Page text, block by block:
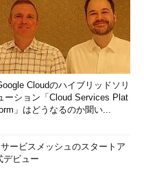
Cloudのハイブリッドソリ
ーション「Cloud Services Plat
」はどうなるのか聞い...
ービスメッシュのスタートア
デビュー